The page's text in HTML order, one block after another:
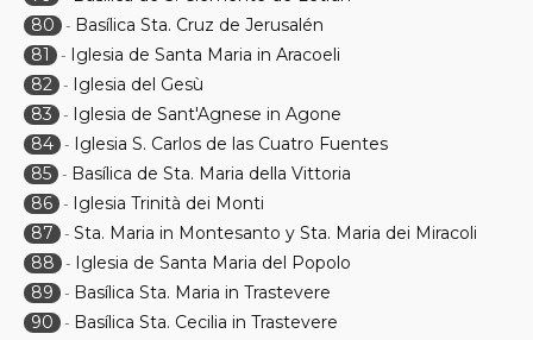
80
- Basílica Sta. Cruz de Jerusalén
81
- Iglesia de Santa Maria in Aracoeli
82 - Iglesia del Gesù
83
- Iglesia de Sant'Agnese in Agone
84 - Iglesia S. Carlos de las Cuatro Fuentes
85 - Basílica de Sta. Maria della Vittoria
86 - Iglesia Trinità dei Monti
87
- Sta. Maria in Montesanto y Sta. Maria dei Miracoli
88
- Iglesia de Santa Maria del Popolo
89
- Basílica Sta. Maria in Trastevere
90
- Basílica Sta. Cecilia in Trastevere